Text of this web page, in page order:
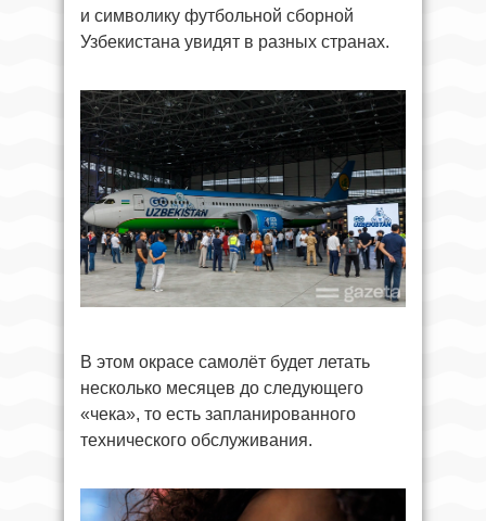
и символику футбольной сборной
Узбекистана увидят в разных странах.
В этом окрасе самолёт будет летать
несколько месяцев до следующего
«чека», то есть запланированного
технического обслуживания.